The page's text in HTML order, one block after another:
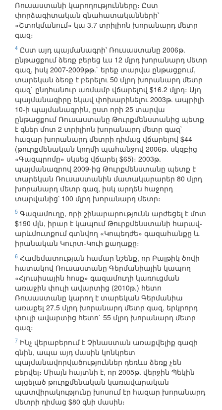
Ռուսաստանի կարողությունները։ Ըստ
փորձագիտական գնահատականների՝
«Շտոկմանում» կա 3.7 տրիլիոն խորանարդ մետր
գազ։
4 Ըստ այդ պայմանագրի՝ Ռուսաստանը 2006թ.
ընթացքում ձեռք բերեց ևս 12 մլրդ խորանարդ մետր
գազ, իսկ 2007-2009թթ.` երեք տարվա ընթացքում,
տարեկան ձեռք է բերելու 50 մլրդ խորանարդ մետր
գազ` ընդհանուր առմամբ վճարելով $16.2 մլրդ։ Այդ
պայմանագիրը եկավ փոխարինելու 2003թ. ապրիլի
10-ի պայմանագրին, ըստ որի 25 տարվա
ընթացքում Ռուսաստանը Թուրքմենստանից պետք
է գներ մոտ 2 տրիլիոն խորանարդ մետր գազ`
հազար խորանարդ մետրի դիմաց վճարելով $44
(թուրքմենական կողմի պահանջով 2006թ. սկզբից
«Գազպրոմը» սկսեց վճարել $65)։ 2003թ.
պայմանագրով 2009-ից Թուրքմենստանը պետք է
տարեկան Ռուսաստանին մատակարարեր 80 մլրդ
խորանարդ մետր գազ, իսկ արդեն հաջորդ
տարվանից՝ 100 մլրդ խորանարդ մետր։
5 Գազամուղը, որի շինարարությունն արժեցել է մոտ
$190 մլն, իրար է կապում Թուրքմենստանի հարավ-
արևմուտքում գտնվող «Կոպեդժե» գազահանքը և
իրանական Կուրտ-Կուի քաղաքը։
6 Համեմատության համար նշենք, որ Բալթիկ ծովի
հատակով Ռուսաստանը Գերմանիային կապող
«Հյուսիսային հոսք» գազամուղի կառուցման
առաջին փուլի ավարտից (2010թ.) հետո
Ռուսաստանը կարող է տարեկան Գերմանիա
առաքել 27.5 մլրդ խորանարդ մետր գազ, երկրորդ
փուլի ավարտից հետո` 55 մլրդ խորանարդ մետր
գազ։
7 Ինչ վերաբերում է Չինաստան առաքվելիք գազի
գնին, ապա այդ մասին կոնկրետ
պայմանավորվածություններ դեռևս ձեռք չեն
բերվել։ Միայն հայտնի է, որ 2005թ. վերջին Պեկին
այցելած թուրքմենական կառավարական
պատվիրակությունը խոսում էր հազար խորանարդ
մետրի դիմաց $80 գնի մասին։